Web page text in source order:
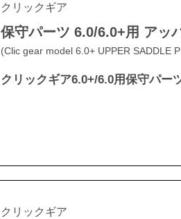
クリックギア
保守パーツ 6.0/6.0+用 アッ
(Clic gear model 6.0+ UPPER SADDLE
クリックギア6.0+/6.0用保守パー
クリックギア